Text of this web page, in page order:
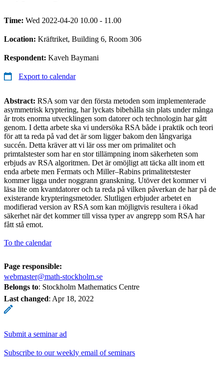
Time: Wed 2022-04-20 10.00 - 11.00
Location: Kräftriket, Building 6, Room 306
Respondent: Kaveh Baymani
Export to calendar
Abstract: RSA som var den första metoden som implementerade
asymmetrisk kryptering, har lyckats bibehålla sin plats under många
år trots enorma utvecklingen som datorer och technologin har gått
genom. I detta arbete ska vi undersöka RSA både i praktik och teori
för att ta reda på vad det är som ligger bakom den långvariga
succén. Detta kräver att vi lär oss mer om primalitet och
primtalstester som har en stor tillämpning inom säkerheten som
erbjuds av RSA algoritmen. Det är omöjligt att täcka allt inom ett
enda arbete men Fermats och Miller–Rabins primalitetstester
kommer ligga under noggrann granskning. Utöver det kommer vi
läsa lite om kvantdatorer och ta reda på vilken påverkan de har på de
existerande krypteringsmetoder. Slutligen erbjuder arbetet en
modifierad version av RSA som kan möjligtvis resultera i ökad
säkerhet när det kommer till vissa typer av angrepp som RSA har
fått stå emot.
To the calendar
Page responsible:
webmaster@math-stockholm.se
Belongs to: Stockholm Mathematics Centre
Last changed: Apr 18, 2022
Submit a seminar ad
Subscribe to our weekly email of seminars